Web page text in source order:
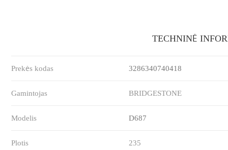
TECHNINĖ
Prekės kodas 3286340740418
Gamintojas BRIDGESTONE
Modelis D687
Plotis 235